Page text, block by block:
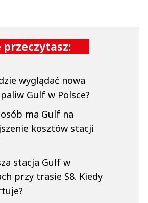
wyglądać nowa
Gulf w Polsce?
ma Gulf na
kosztów stacji
stacja Gulf w
przy trasie S8. Kiedy